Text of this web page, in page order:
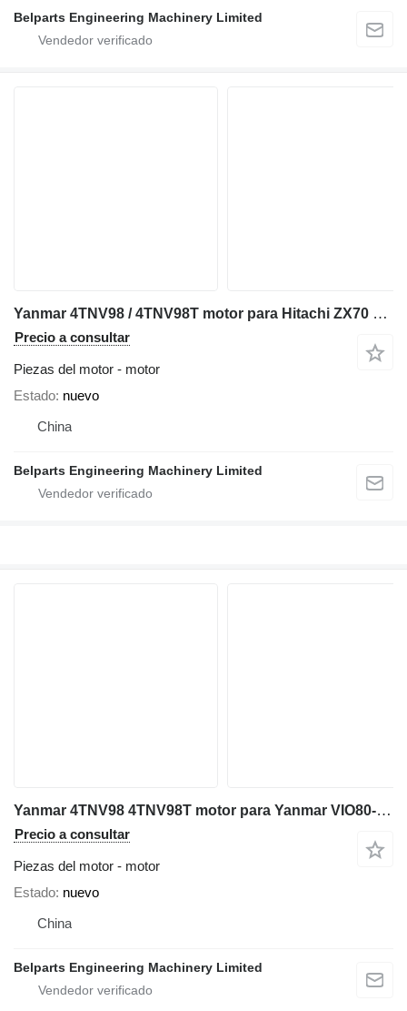
Belparts Engineering Machinery Limited
Yanmar 4TNV98 / 4TNV98T motor para Hitachi ZX70 ZX75US ZX80 ZX85US miniexcavadora
Precio a consultar
Piezas del motor - motor
Estado nuevo
China
Belparts Engineering Machinery Limited
Yanmar 4TNV98 4TNV98T motor para Yanmar VIO80-U VIO80-1A SV100-1 SV100-2A miniexcavadora
Precio a consultar
Piezas del motor - motor
Estado nuevo
China
Belparts Engineering Machinery Limited